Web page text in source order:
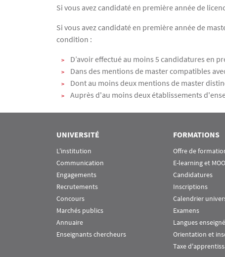
Si vous avez candidaté en première année de
Si vous avez candidaté en première année de
condition :
D’avoir effectué au moins 5 candidatures en
Dans des mentions de master compatibles
Dont au moins deux mentions de master
Auprès d'au moins deux établissements
UNIVERSITÉ
L'institution
Communication
Engagements
Recrutements
Concours
Marchés publics
Annuaire
Enseignants chercheurs
FORMATIONS
Offre de
E-learning et
Candidatures
Inscriptions
Calendrier
Examens
Langues
Orientation et
Taxe